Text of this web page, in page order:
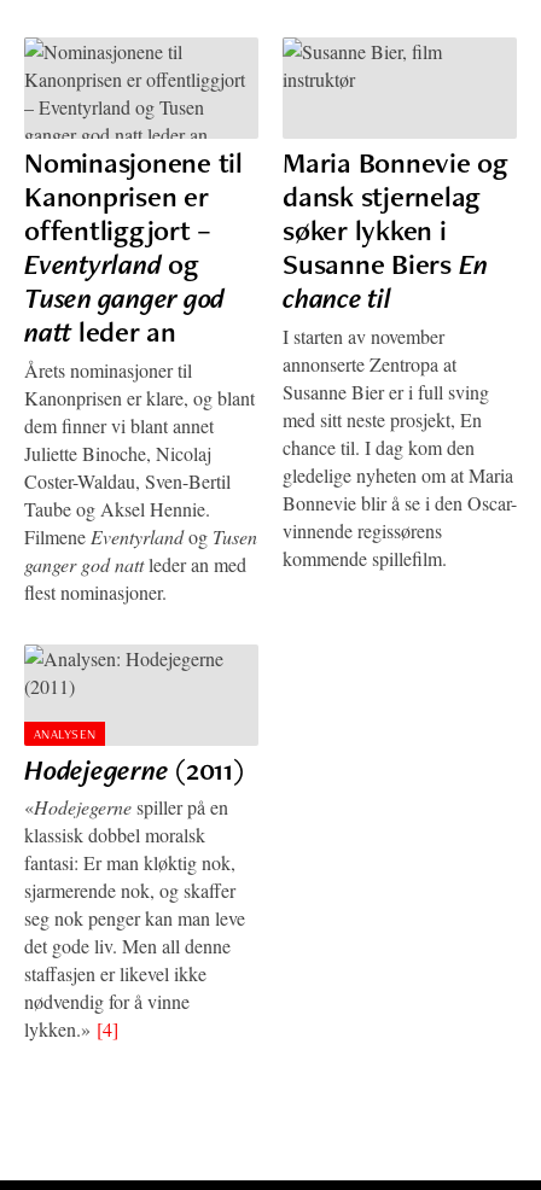
Nominasjonene til
Kanonprisen er
offentliggjort –
Eventyrlandog
Tusen ganger god
nattleder an
Årets nominasjoner til
Kanonprisen er klare, og blant
dem finner vi blant annet
Juliette Binoche, Nicolaj
Coster-Waldau, Sven-Bertil
Taube og Aksel Hennie.
Filmene Eventyrlandog Tusen
ganger god nattleder an med
flest nominasjoner.
Maria Bonnevie og
dansk stjernelag
søker lykken i
Susanne BiersEn
chance til
I starten av november
annonserte Zentropa at
Susanne Bier er i full sving
med sitt neste prosjekt, En
chance til. I dag kom den
gledelige nyheten om at Maria
Bonnevie blir å se i den Oscar-
vinnende regissørens
kommende spillefilm.
ANALYSEN
Hodejegerne (2011)
«Hodejegernespiller på en
klassisk dobbel moralsk
fantasi: Er man kløktig nok,
sjarmerende nok, og skaffer
seg nok penger kan man leve
det gode liv. Men all denne
staffasjen er likevel ikke
nødvendig for å vinne
lykken.» [4]